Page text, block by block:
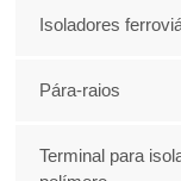
Isoladores
Pára-raios
Terminal para